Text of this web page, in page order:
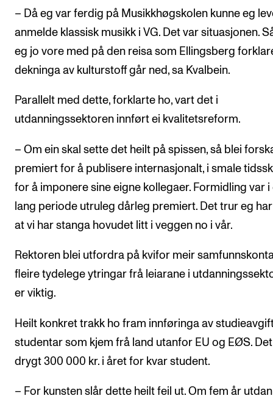
– Då eg var ferdig på Musikkhøgskolen kunne eg
anmelde klassisk musikk i VG. Det var situasjonen.
eg jo vore med på den reisa som Ellingsberg
dekninga av kulturstoff går ned, sa Kvalbein.
Parallelt med dette, forklarte ho, vart det i
utdanningssektoren innført ei kvalitetsreform.
– Om ein skal sette det heilt på spissen, så blei
premiert for å publisere internasjonalt, i smale
for å imponere sine eigne kollegaer. Formidling var i
lang periode utruleg dårleg premiert. Det trur eg
at vi har stanga hovudet litt i veggen no i vår.
Rektoren blei utfordra på kvifor meir
fleire tydelege ytringar frå leiarane i
er viktig.
Heilt konkret trakk ho fram innføringa av
studentar som kjem frå land utanfor EU og EØS.
drygt 300 000 kr. i året for kvar student.
– For kunsten slår dette heilt feil ut. Om fem år